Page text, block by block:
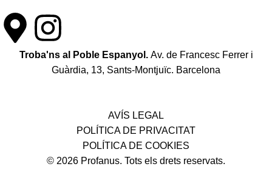
Troba'ns al Poble Espanyol. Av. de Francesc Ferrer i
Guàrdia, 13, Sants-Montjuïc. Barcelona
AVÍS LEGAL
POLÍTICA DE PRIVACITAT
POLÍTICA DE COOKIES
© 2026 Profanus. Tots els drets reservats.